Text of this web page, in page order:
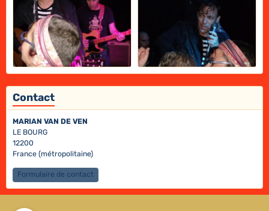
Contact
MARIAN VAN DE VEN
LE BOURG
12200
France (métropolitaine)
Formulaire de contact